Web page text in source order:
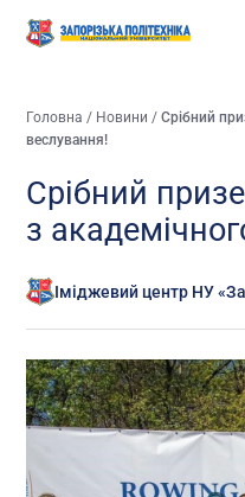
Головна / Новини /Срібний
веслування!
Срібний
з